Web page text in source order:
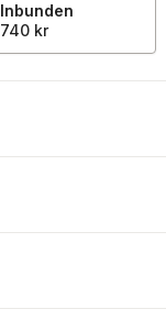
Inbunden
740 kr